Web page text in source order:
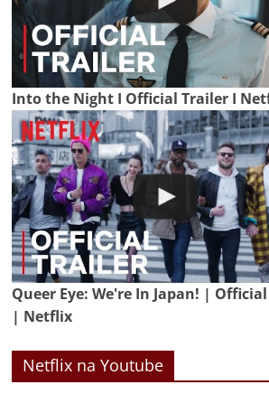
Into the Night I Official Trailer I
Queer Eye: We're In Japan! |
| Netflix
Netflix na Youtube